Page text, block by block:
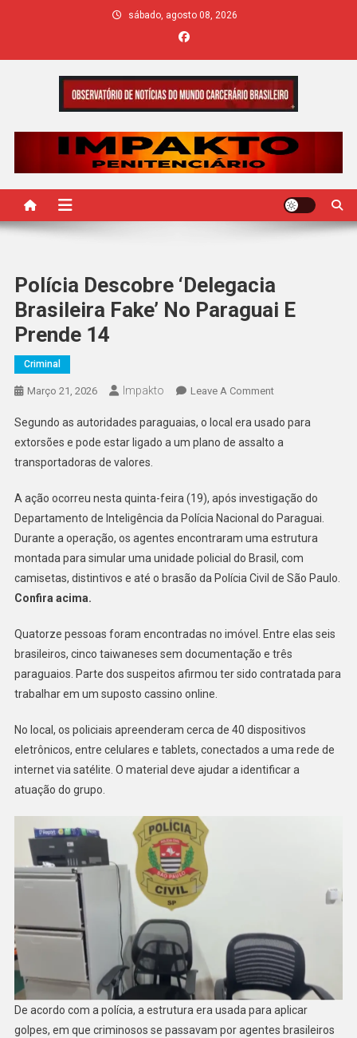
sábado, agosto 08, 2026
IMPAKTO
Polícia Descobre ‘delegacia
Brasileira Fake’ No Paraguai E
Prende 14
Criminal
Março 21, 2026 Impakto Leave A CommentOn
Descobre
‘delegacia
No
Paraguai
E
Prende
14
Segundo as autoridades paraguaias, o local era usado para
extorsões e pode estar ligado a um plano de assalto a
transportadoras de valores.
A ação ocorreu nesta quinta-feira (19), após investigação do
Departamento de Inteligência da Polícia Nacional do Paraguai.
Durante a operação, os agentes encontraram uma estrutura
montada para simular uma unidade policial do Brasil, com
camisetas, distintivos e até o brasão da Polícia Civil de São Paulo.
Confira acima.
Quatorze pessoas foram encontradas no imóvel. Entre elas seis
brasileiros, cinco taiwaneses sem documentação e três
paraguaios. Parte dos suspeitos afirmou ter sido contratada para
trabalhar em um suposto cassino online.
No local, os policiais apreenderam cerca de 40 dispositivos
eletrônicos, entre celulares e tablets, conectados a uma rede de
internet via satélite. O material deve ajudar a identificar a
atuação do grupo.
De acordo com a polícia, a estrutura era usada para aplicar
golpes, em que criminosos se passavam por agentes brasileiros